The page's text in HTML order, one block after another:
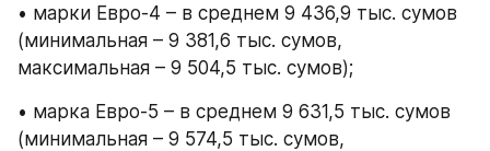
• марки Евро-4 – в среднем 9 436,9 тыс. сумов
(минимальная – 9 381,6 тыс. сумов,
максимальная – 9 504,5 тыс. сумов);
• марка Евро-5 – в среднем 9 631,5 тыс. сумов
(минимальная – 9 574,5 тыс. сумов,